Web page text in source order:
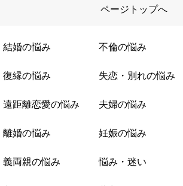
ページトップへ
結婚の悩み 不倫の悩み
復縁の悩み 失恋・別れの悩み
遠距離恋愛の悩み 夫婦の悩み
離婚の悩み 妊娠の悩み
義両親の悩み 悩み・迷い